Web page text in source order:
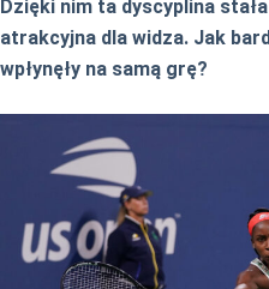
Dzięki nim ta dyscyplina
atrakcyjna dla widza. Jak
wpłynęły na samą grę?